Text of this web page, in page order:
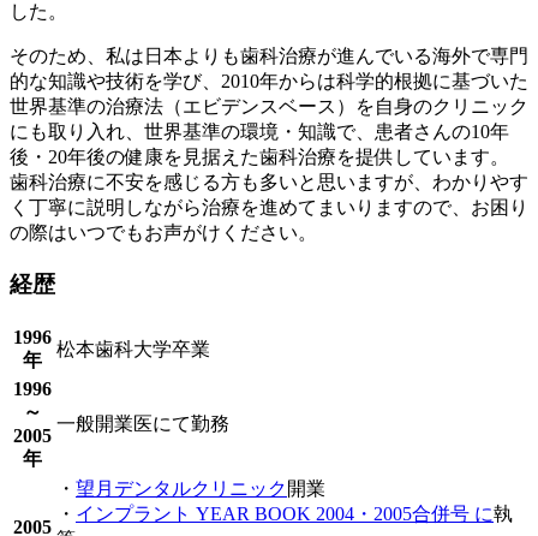
した。
そのため、私は日本よりも歯科治療が進んでいる海外で専門
的な知識や技術を学び、2010年からは科学的根拠に基づいた
世界基準の治療法（エビデンスベース）を自身のクリニック
にも取り入れ、世界基準の環境・知識で、患者さんの10年
後・20年後の健康を見据えた歯科治療を提供しています。
歯科治療に不安を感じる方も多いと思いますが、わかりやす
く丁寧に説明しながら治療を進めてまいりますので、お困り
の際はいつでもお声がけください。
経歴
1996
年
松本歯科大学卒業
1996
～
2005
年
一般開業医にて勤務
2005
・ 望月デンタルクリニック 開業
・ インプラント YEAR BOOK 2004・2005合併号 に執